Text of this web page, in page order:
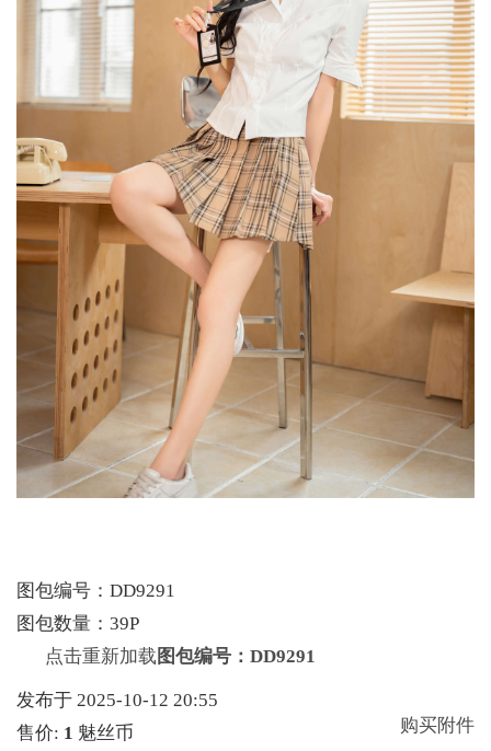
图包编号：DD9291
图包数量：39P
点击重新加载 图包编号：DD9291
发布于 2025-10-12 20:55
售价: 1 魅丝币 购买附件